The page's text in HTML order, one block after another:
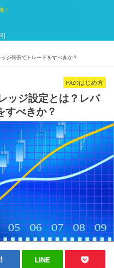
ジ何倍でトレードをすべきか？
FXのはじめ方
ッジ設定とは？レバ
すべきか？
LINE